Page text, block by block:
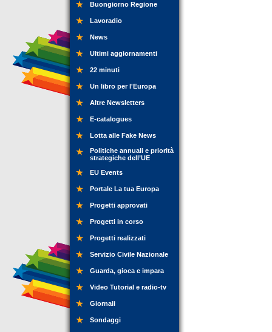
Buongiorno Regione
Lavoradio
News
Ultimi aggiornamenti
22 minuti
Un libro per l'Europa
Altre Newsletters
E-catalogues
Lotta alle Fake News
Politiche annuali e priorità
strategiche dell’UE
EU Events
Portale La tua Europa
Progetti approvati
Progetti in corso
Progetti realizzati
Servizio Civile Nazionale
Guarda, gioca e impara
Video Tutorial e radio-tv
Giornali
Sondaggi